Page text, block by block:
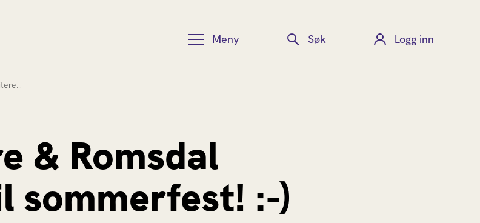
Meny Søk Logg inn
& Romsdal
sommerfest! :-)